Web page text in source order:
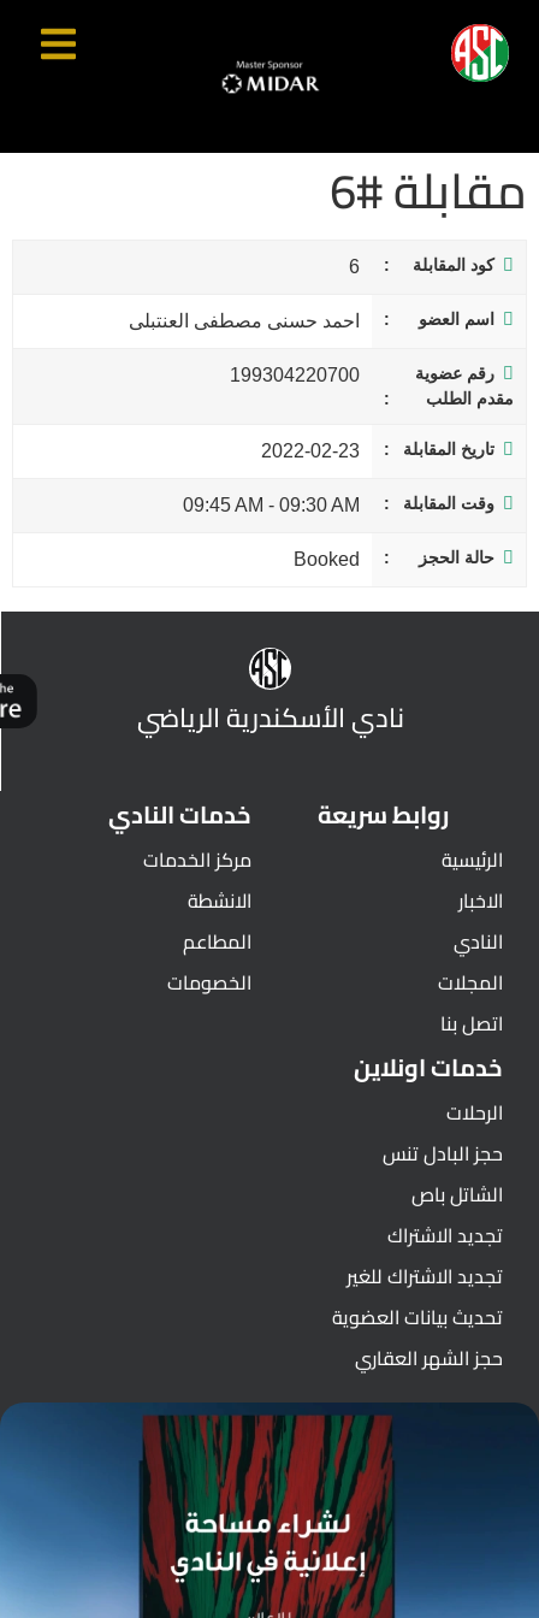
مقابلة #6
كود المقابلة 6
اسم العضو احمد حسنى مصطفى العنتبلى
رقم عضوية
مقدم الطلب
199304220700
تاريخ المقابلة 2022-02-23
وقت المقابلة 09:30 AM
-
09:45 AM
حالة الحجز Booked
نادي الأسكندرية الرياضي
روابط سريعة
الرئيسية
الاخبار
النادي
المجلات
اتصل بنا
خدمات النادي
مركز الخدمات
الانشطة
المطاعم
الخصومات
خدمات اونلاين
الرحلات
حجز البادل تنس
الشاتل باص
تجديد الاشتراك
تجديد الاشتراك للغير
تحديث بيانات العضوية
حجز الشهر العقاري